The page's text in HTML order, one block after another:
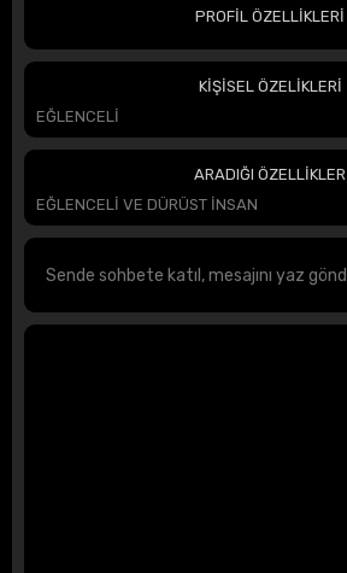
PROFİL ÖZELLİKLERİ
KİŞİSEL ÖZELİKLERİ
EĞLENCELİ
ARADIĞI ÖZELLİKLER
EĞLENCELİ VE DÜRÜST İNSAN